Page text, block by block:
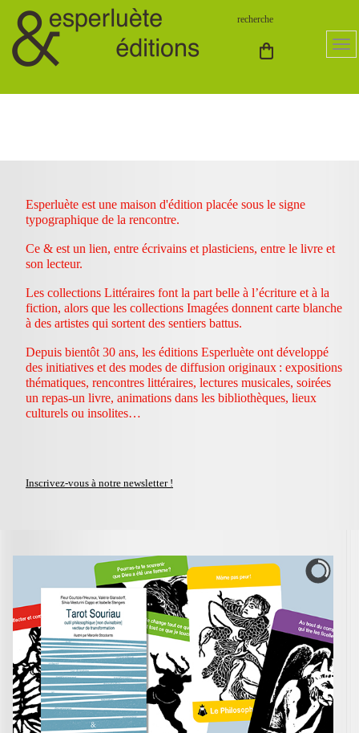
Esperluète est une maison d'édition placée sous le signe
typographique de la rencontre.
Ce & est un lien, entre écrivains et plasticiens, entre le livre et
son lecteur.
Les collections Littéraires font la part belle à l’écriture et à la
fiction, alors que les collections Imagées donnent carte blanche
à des artistes qui sortent des sentiers battus.
Depuis bientôt 30 ans, les éditions Esperluète ont développé
des initiatives et des modes de diffusion originaux : expositions
thématiques, rencontres littéraires, lectures musicales, soirées
un repas-un livre, animations dans les bibliothèques, lieux
culturels ou insolites…
Inscrivez-vous à notre newsletter !